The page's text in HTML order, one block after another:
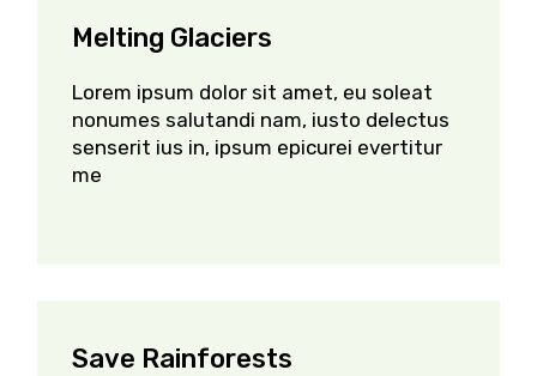
Melting Glaciers
Lorem ipsum dolor sit amet, eu soleat
nonumes salutandi nam, iusto delectus
senserit ius in, ipsum epicurei evertitur
me
Save Rainforests